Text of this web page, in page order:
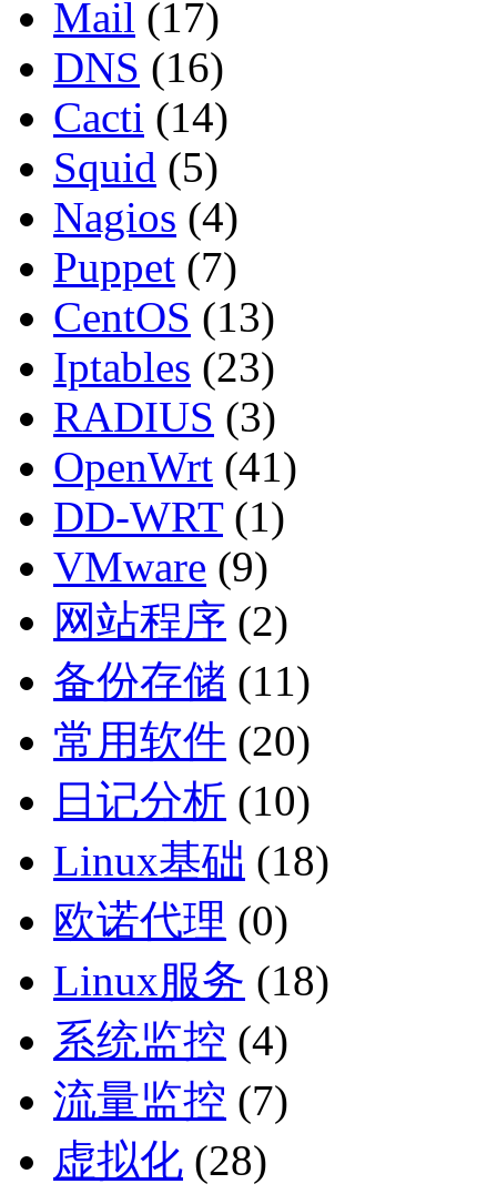
Mail (17)
DNS (16)
Cacti (14)
Squid (5)
Nagios (4)
Puppet (7)
CentOS (13)
Iptables (23)
RADIUS (3)
OpenWrt (41)
DD-WRT(1)
VMware (9)
网站程序 (2)
备份存储 (11)
常用软件 (20)
日记分析 (10)
Linux基础 (18)
欧诺代理 (0)
Linux服务 (18)
系统监控 (4)
流量监控 (7)
虚拟化 (28)